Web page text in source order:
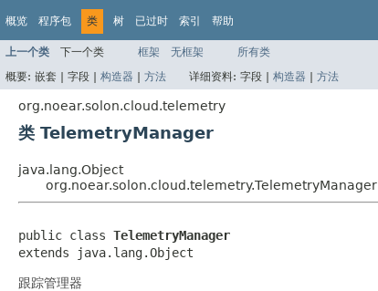
概览 程序包 类 树 已过时 索引 帮助
上一个类 下一个类 框架 无框架
所有类
概要: 嵌套 | 字段 | 构造器 | 方法 详细资料: 字段 | 构造器 | 方法
org.noear.solon.cloud.telemetry
类 TelemetryManager
java.lang.Object
org.noear.solon.cloud.telemetry.TelemetryManager
public class TelemetryManager
extends java.lang.Object
跟踪管理器